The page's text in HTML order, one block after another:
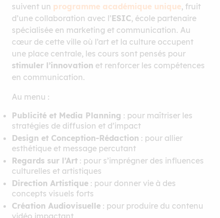
suivent un programme académique unique, fruit
d’une collaboration avec l’ESIC, école partenaire
spécialisée en marketing et communication. Au
cœur de cette ville où l’art et la culture occupent
une place centrale, les cours sont pensés pour
stimuler l’innovation et renforcer les compétences
en communication.
Au menu :
Publicité et Media Planning : pour maîtriser les
stratégies de diffusion et d’impact
Design et Conception-Rédaction : pour allier
esthétique et message percutant
Regards sur l’Art : pour s’imprégner des influences
culturelles et artistiques
Direction Artistique : pour donner vie à des
concepts visuels forts
Création Audiovisuelle : pour produire du contenu
vidéo impactant